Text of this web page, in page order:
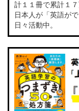
計１１冊で累計１
日本人が「英語が
日々活動中。